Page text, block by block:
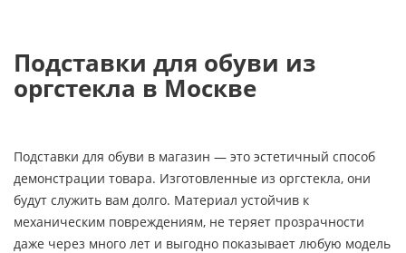
Подставки для обуви из
оргстекла в Москве
Подставки для обуви в магазин — это эстетичный способ
демонстрации товара. Изготовленные из оргстекла, они
будут служить вам долго. Материал устойчив к
механическим повреждениям, не теряет прозрачности
даже через много лет и выгодно показывает любую модель